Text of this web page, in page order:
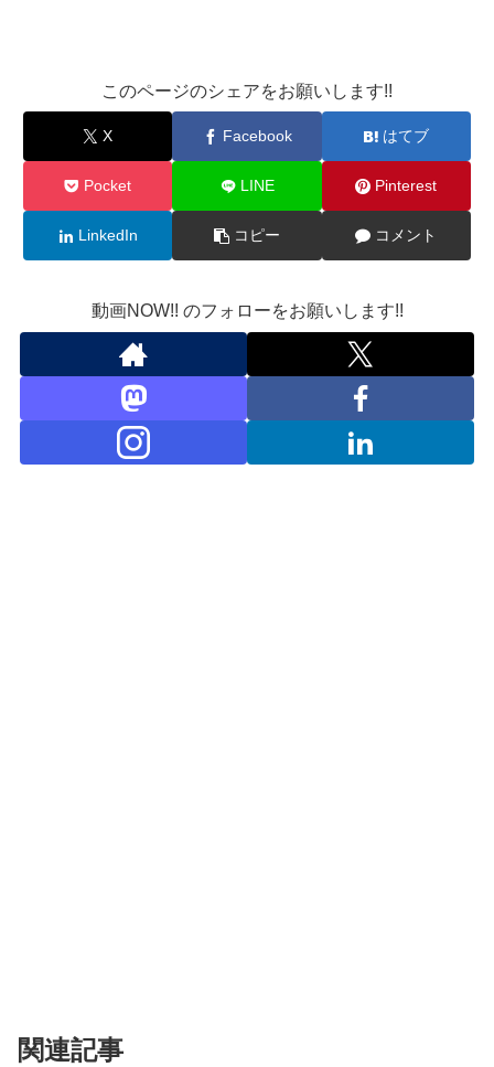
このページのシェアをお願いします!!
X Facebook はてブ
Pocket LINE Pinterest
LinkedIn コピー コメント
動画NOW!! のフォローをお願いします!!
関連記事